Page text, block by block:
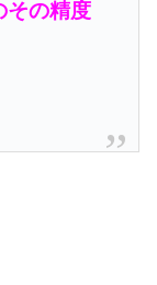
その精度